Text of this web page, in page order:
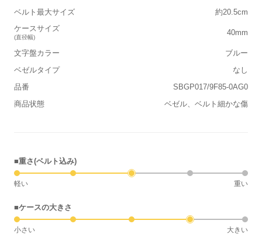
ベルト最大サイズ
約20.5cm
ケースサイズ
(直径幅)
40mm
文字盤カラー
ブルー
ベゼルタイプ
なし
品番
SBGP017/9F85-0AG0
商品状態
ベゼル、ベルト細かな傷
■重さ(ベルト込み)
軽い 重い
■ケースの大きさ
小さい 大きい